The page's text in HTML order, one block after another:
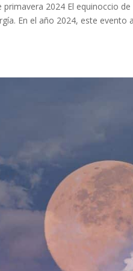
primavera 2024 El equinoccio
En el año 2024, este